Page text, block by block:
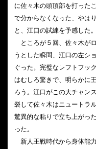
に佐々木の頭頂部を打った
で分からなくなった、やは
と、江口の試練を予感した。
ところが５回、佐々木が
うとした瞬間、江口の左シ
ぐった。完璧なレフトフッ
はむしろ驚きで、明らかに
ろう。江口がこの大チャン
裂して佐々木はニュートラ
驚異的な粘りで立ち上がっ
った。
新人王戦時代から身体能